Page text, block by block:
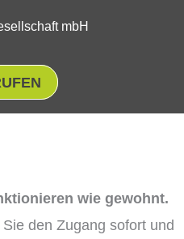
mbH
wie gewohnt.
den Zugang sofort und